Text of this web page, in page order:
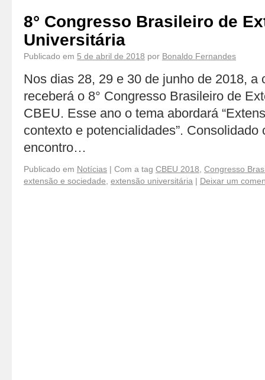
8° Congresso Brasileiro de
Universitária
Publicado em 5 de abril de 2018 por Bonaldo Fernandes
Nos dias 28, 29 e 30 de junho de 2018, a
receberá o 8° Congresso Brasileiro de
CBEU. Esse ano o tema abordará
contexto e potencialidades”. Consolidado
encontro…
Publicado em Notícias | Com a tag CBEU 2018 Congresso
extensão e sociedade extensão universitária | Deixar um